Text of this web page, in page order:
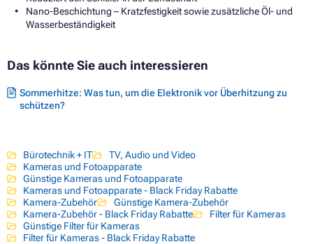
Nano-Beschichtung – Kratzfestigkeit sowie zusätzliche Öl- und
Wasserbeständigkeit
Das könnte Sie auch interessieren
Sommerhitze: Was tun, um die Elektronik vor Überhitzung zu
schützen?
Bürotechnik + IT
TV, Audio und Video
Kameras und Fotoapparate
Günstige Kameras und Fotoapparate
Kameras und Fotoapparate - Black Friday Rabatte
Kamera-Zubehör
Günstige Kamera-Zubehör
Kamera-Zubehör - Black Friday Rabatte
Filter für Kameras
Günstige Filter für Kameras
Filter für Kameras - Black Friday Rabatte